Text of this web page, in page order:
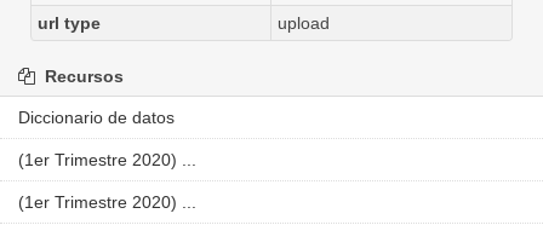
url type
upload
Recursos
Diccionario de datos
(1er Trimestre 2020) ...
(1er Trimestre 2020) ...